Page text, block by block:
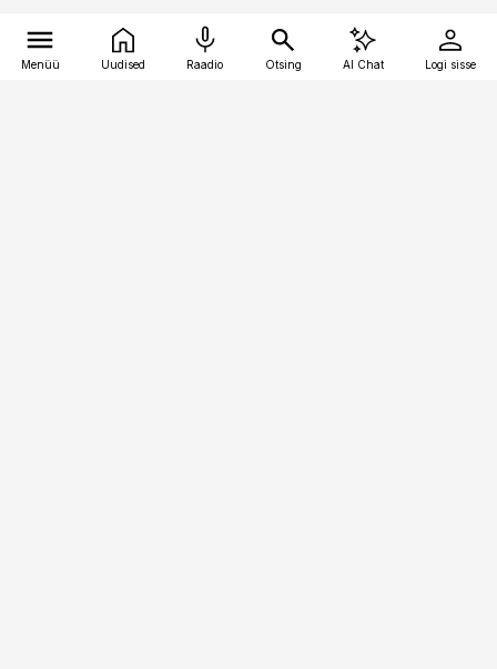
Menüü Uudised Raadio Otsing AI Chat Logi sisse